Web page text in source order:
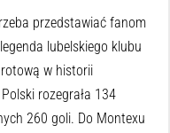
przedstawiać fanom
lubelskiego klubu
w historii
rozegrała 134
260 goli. Do Montexu